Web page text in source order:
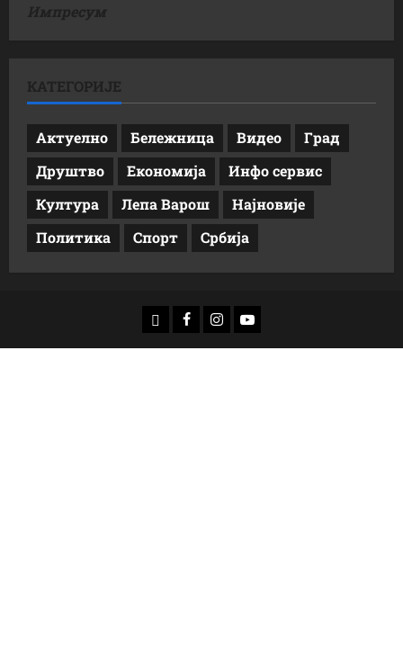
Импресум
КАТЕГОРИЈЕ
Актуелно Бележница Видео
Град
Друштво
Економија
Инфо сервис
Култура
Лепа Варош
Најновије
Политика
Спорт Србија
доwнлоад
Фацебоок
Инстаграм
Yоутубе